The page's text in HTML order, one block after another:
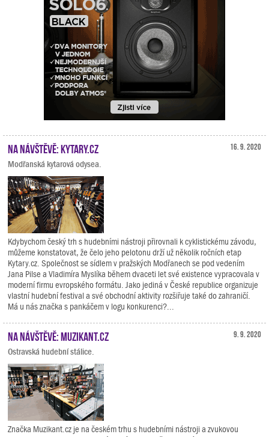
16. 9. 2020
Na návštěvě: Kytary.cz
Modřanská kytarová odysea.
Kdybychom český trh s hudebními nástroji přirovnali k cyklistickému závodu,
můžeme konstatovat, že čelo jeho pelotonu drží už několik ročních etap
Kytary.cz. Společnost se sídlem v pražských Modřanech se pod vedením
Jana Pilse a Vladimíra Myslíka během dvaceti let své existence vypracovala v
moderní firmu evropského formátu. Jako jediná v České republice organizuje
vlastní hudební festival a své obchodní aktivity rozšiřuje také do zahraničí.
Má u nás značka s pankáčem v logu konkurenci?...
9. 9. 2020
Na návštěvě: Muzikant.cz
Ostravská hudební stálice.
Značka Muzikant.cz je na českém trhu s hudebními nástroji a zvukovou